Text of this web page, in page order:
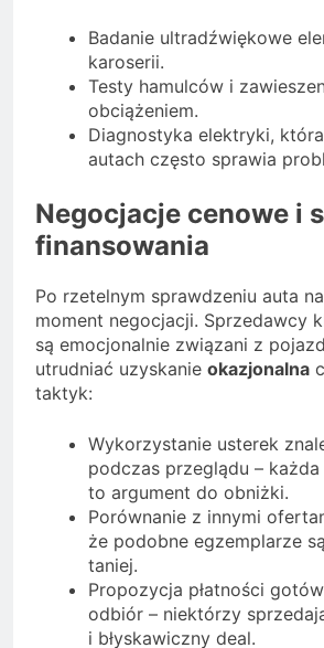
Badanie ultradźwiękowe
karoserii.
Testy hamulców i
obciążeniem.
Diagnostyka elektryki,
autach często sprawia
Negocjacje cenowe i
finansowania
Po rzetelnym sprawdzeniu auta
moment negocjacji. Sprzedawcy
są emocjonalnie związani z
utrudniać uzyskanie okazjonalna
taktyk:
Wykorzystanie usterek
podczas przeglądu – każda
to argument do obniżki.
Porównanie z innymi
że podobne egzemplarze
taniej.
Propozycja płatności
odbiór – niektórzy
i błyskawiczny deal.